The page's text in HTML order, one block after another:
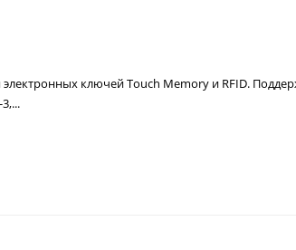
ключей Touch Memory и RFID.